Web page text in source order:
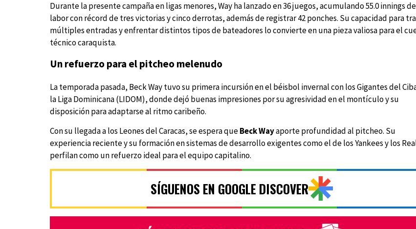
Durante la presente campaña en ligas menores, Way ha lanzado en 36 juegos, acumulando 55.0 innings de
labor con récord de tres victorias y cinco derrotas, además de registrar 42 ponches. Su capacidad para
múltiples entradas y enfrentar distintos tipos de bateadores lo convierte en una pieza valiosa para el
técnico caraquista.
Un refuerzo para el pitcheo melenudo
La temporada pasada, Beck Way tuvo su primera incursión en el béisbol invernal con los Gigantes del
la Liga Dominicana (LIDOM), donde dejó buenas impresiones por su agresividad en el montículo y su
disposición para adaptarse al ritmo caribeño.
Con su llegada a los Leones del Caracas, se espera queBeck Wayaporte profundidad al pitcheo. Su
experiencia reciente y su formación en sistemas de desarrollo exigentes como el de los Yankees y los
perfilan como un refuerzo ideal para el equipo capitalino.
SÍGUENOS EN GOOGLE DISCOVER